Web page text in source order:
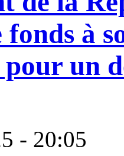
à
un
- 20:05